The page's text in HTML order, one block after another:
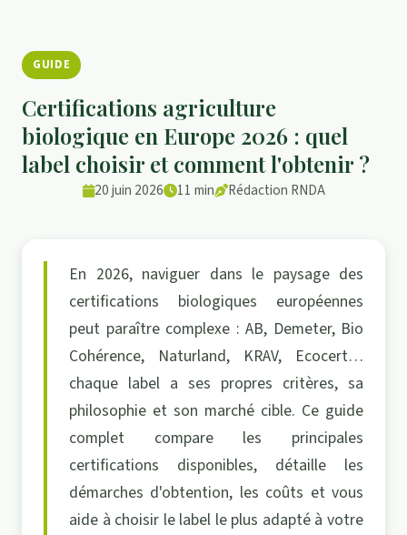
GUIDE
Certifications agriculture
biologique en Europe 2026 : quel
label choisir et comment l'obtenir ?
20 juin 2026 11 min Rédaction RNDA
En 2026, naviguer dans le paysage des
certifications biologiques européennes
peut paraître complexe : AB, Demeter, Bio
Cohérence, Naturland, KRAV, Ecocert…
chaque label a ses propres critères, sa
philosophie et son marché cible. Ce guide
complet compare les principales
certifications disponibles, détaille les
démarches d'obtention, les coûts et vous
aide à choisir le label le plus adapté à votre